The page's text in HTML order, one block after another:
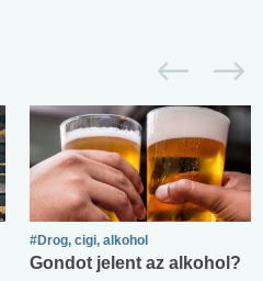
#Drog, cigi, alkohol
Gondot jelent az alkohol?